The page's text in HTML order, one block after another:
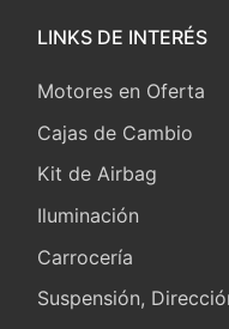
LINKS DE INTERÉS
Motores en Oferta
Cajas de Cambio
Kit de Airbag
Iluminación
Carrocería
Suspensión,